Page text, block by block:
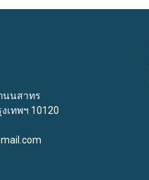
นนสาทร
เทพฯ 10120